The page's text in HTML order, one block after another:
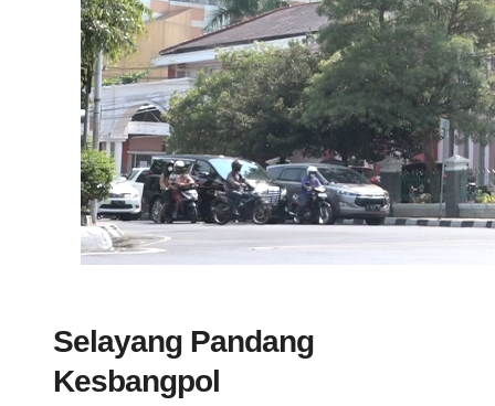
Selayang Pandang
Kesbangpol